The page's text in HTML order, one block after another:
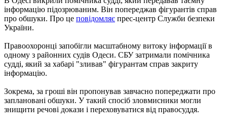
інформацію підозрюваним. Він попереджав фігурантів справ
про обшуки. Про це повідомляє прес-центр Служби безпеки
України.
Правоохоронці запобігли масштабному витоку інформації в
одному з районних судів Одеси. СБУ затримали помічника
судді, який за хабарі "зливав" фігурантам справ закриту
інформацію.
Зокрема, за гроші він пропонував завчасно попереджати про
заплановані обшуки. У такий спосіб зловмисники могли
знищити речові докази і переховуватися від правосуддя.